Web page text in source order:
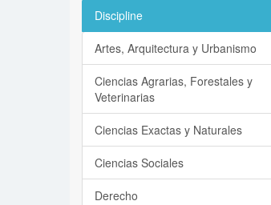
Discipline
Artes, Arquitectura y Urbanismo
Ciencias Agrarias, Forestales y
Veterinarias
Ciencias Exactas y Naturales
Ciencias Sociales
Derecho